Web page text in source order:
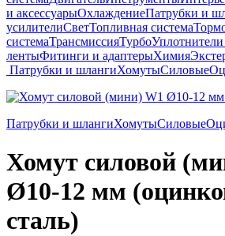
и аксессуарыОхлаждениеПатрубки и
усилителиСветТопливная система
системаТрансмиссияТурбо
лентыФитинги и адаптерыХимия
Патрубки и шлангиХомутыСиловые
Патрубки и шлангиХомутыСиловые
Хомут силовой
Ø10-12 мм
сталь)